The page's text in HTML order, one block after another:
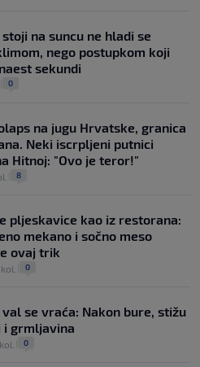
na suncu ne hladi se
nego postupkom koji
sekundi
0
na jugu Hrvatske, granica
Neki iscrpljeni putnici
Hitnoj: "Ovo je teror!"
8
pljeskavice kao iz restorana:
mekano i sočno meso
ovaj trik
0
se vraća: Nakon bure, stižu
i grmljavina
0